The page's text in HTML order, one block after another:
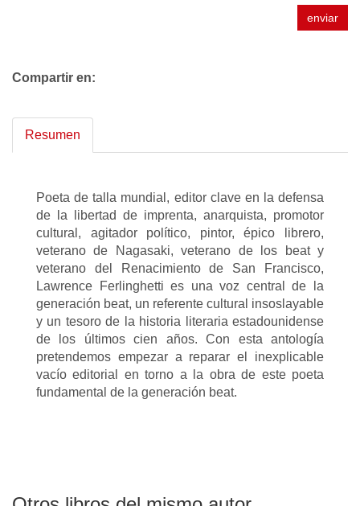
enviar
Compartir en:
Resumen
Poeta de talla mundial, editor clave en la defensa
de la libertad de imprenta, anarquista, promotor
cultural, agitador político, pintor, épico librero,
veterano de Nagasaki, veterano de los beat y
veterano del Renacimiento de San Francisco,
Lawrence Ferlinghetti es una voz central de la
generación beat, un referente cultural insoslayable
y un tesoro de la historia literaria estadounidense
de los últimos cien años. Con esta antología
pretendemos empezar a reparar el inexplicable
vacío editorial en torno a la obra de este poeta
fundamental de la generación beat.